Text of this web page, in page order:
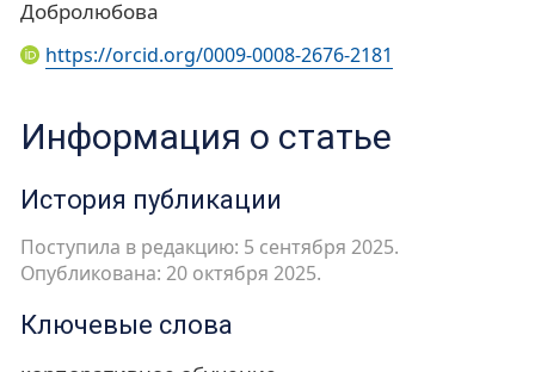
Добролюбова
https://orcid.org/0009-0008-2676-2181
Информация о статье
История публикации
Поступила в редакцию: 5 сентября 2025.
Опубликована: 20 октября 2025.
Ключевые слова